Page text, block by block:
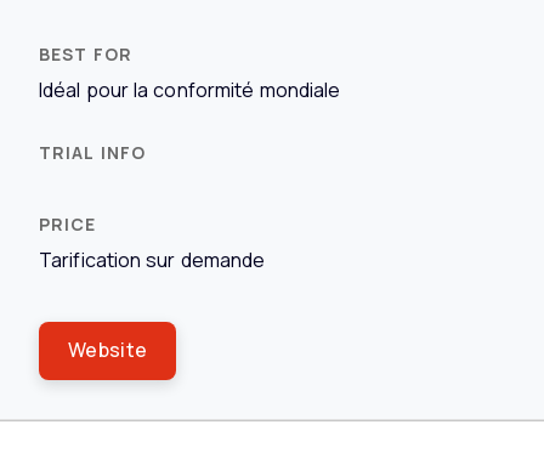
Idéal pour la conformité mondiale
Tarification sur demande
Website